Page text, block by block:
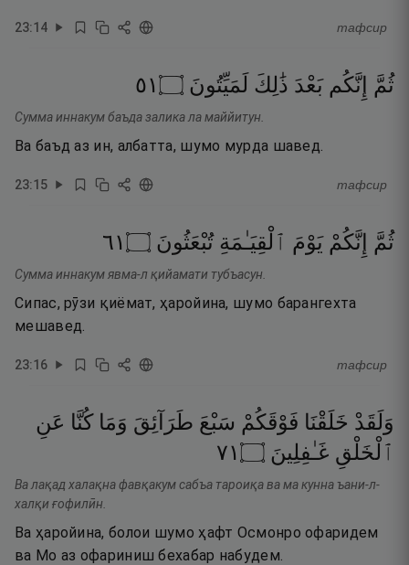
23:14 тафсир
ثُمَّ إِنَّكُم بَعْدَ ذَٰلِكَ لَمَيِّتُونَ ۝١٥
Сумма иннакум баъда залика ла маййитун.
Ва баъд аз ин, албатта, шумо мурда шавед.
23:15 тафсир
ثُمَّ إِنَّكُمْ يَوْمَ ٱلْقِيَـٰمَةِ تُبْعَثُونَ ۝١٦
Сумма иннакум явма-л қийамати тубъасун.
Сипас, рӯзи қиёмат, ҳаройина, шумо барангехта
мешавед.
23:16 тафсир
وَلَقَدْ خَلَقْنَا فَوْقَكُمْ سَبْعَ طَرَآئِقَ وَمَا كُنَّا عَنِ
ٱلْخَلْقِ غَـٰفِلِينَ ۝١٧
Ва лақад халақна фавқакум сабъа тароиқа ва ма кунна ъани-л-
халқи ғофилӣн.
Ва ҳаройина, болои шумо ҳафт Осмонро офаридем
ва Мо аз офариниш бехабар набудем.